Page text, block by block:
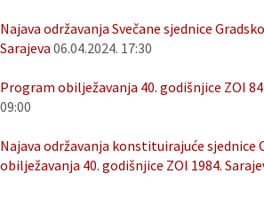
Najava održavanja Svečane sjednice
Sarajeva 06.04.2024. 17:30
Program obilježavanja 40. godišnjice ZOI
09:00
Najava održavanja konstituirajuće sjednice
obilježavanja 40. godišnjice ZOI 1984.